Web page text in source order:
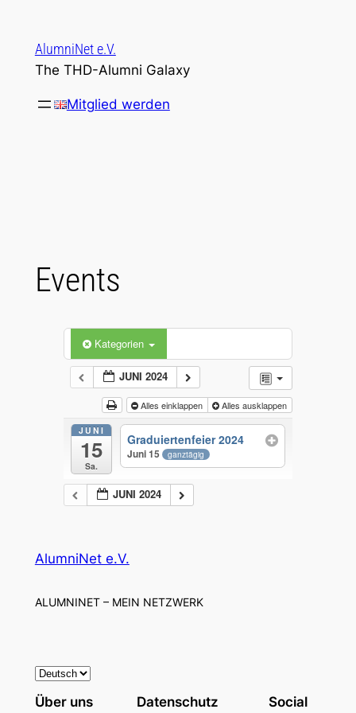
springen
AlumniNet e.V.
The THD-Alumni Galaxy
Mitglied werden
Events
Kategorien
JUNI 2024
Alles einklappen Alles ausklappen
JUNI
15
Sa.
Graduiertenfeier 2024
Juni 15 ganztägig
JUNI 2024
AlumniNet e.V.
ALUMNINET – MEIN NETZWERK
S
p
Über uns Datenschutz Social